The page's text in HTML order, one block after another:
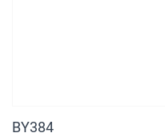
BY384